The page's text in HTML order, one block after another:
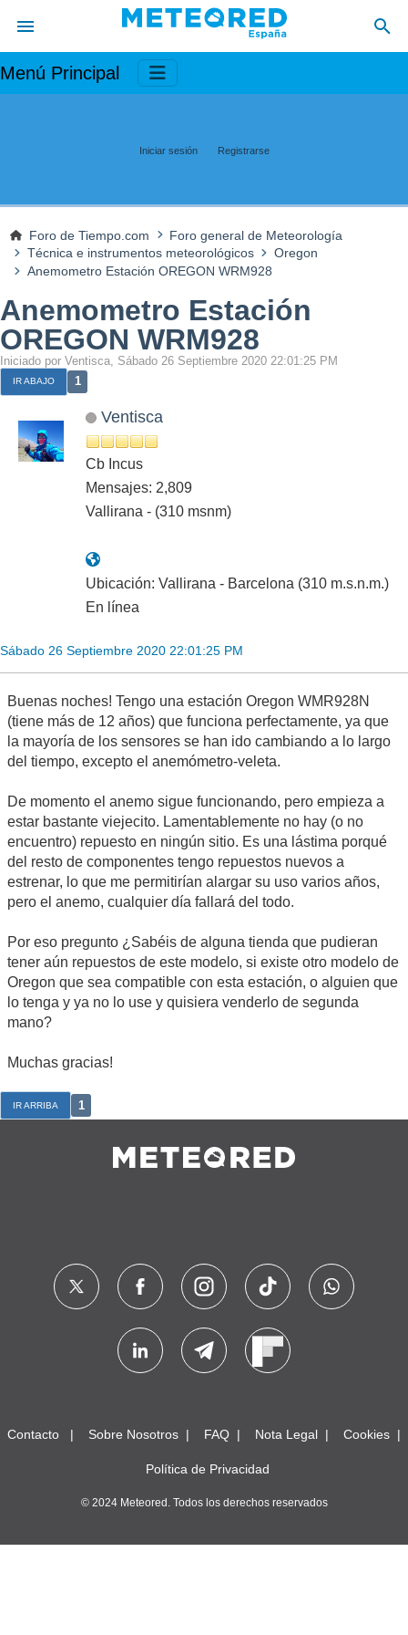
Menú Principal
Iniciar sesión Registrarse
Foro de Tiempo.com
Foro general de Meteorología
Técnica e instrumentos meteorológicos
Oregon
Anemometro Estación OREGON WRM928
Anemometro Estación
OREGON WRM928
Iniciado por Ventisca, Sábado 26 Septiembre 2020 22:01:25 PM
IR ABAJO 1
Ventisca
Cb Incus
Mensajes: 2,809
Vallirana - (310 msnm)
Ubicación: Vallirana - Barcelona (310 m.s.n.m.)
En línea
Sábado 26 Septiembre 2020 22:01:25 PM
Buenas noches! Tengo una estación Oregon WMR928N
(tiene más de 12 años) que funciona perfectamente, ya que
la mayoría de los sensores se han ido cambiando a lo largo
del tiempo, excepto el anemómetro-veleta.
De momento el anemo sigue funcionando, pero empieza a
estar bastante viejecito. Lamentablemente no hay (o no
encuentro) repuesto en ningún sitio. Es una lástima porqué
del resto de componentes tengo repuestos nuevos a
estrenar, lo que me permitirían alargar su uso varios años,
pero el anemo, cualquier día fallará del todo.
Por eso pregunto ¿Sabéis de alguna tienda que pudieran
tener aún repuestos de este modelo, si existe otro modelo de
Oregon que sea compatible con esta estación, o alguien que
lo tenga y ya no lo use y quisiera venderlo de segunda
mano?
Muchas gracias!
IR ARRIBA 1
Contacto Sobre Nosotros FAQ Nota Legal Cookies
Política de Privacidad
© 2024 Meteored. Todos los derechos reservados